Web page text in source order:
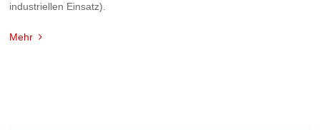
industriellen Einsatz).
Mehr